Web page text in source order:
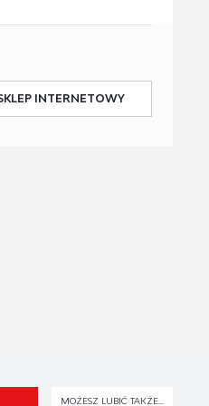
INTERNETOWY
MOŻESZ LUBIĆ TAKŻE...